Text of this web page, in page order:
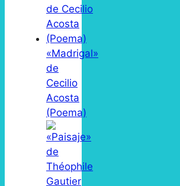
«Madrigal»
de
Cecilio
Acosta
(Poema)